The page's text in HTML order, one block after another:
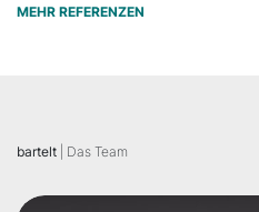
MEHR REFERENZEN
bartelt | Das Team